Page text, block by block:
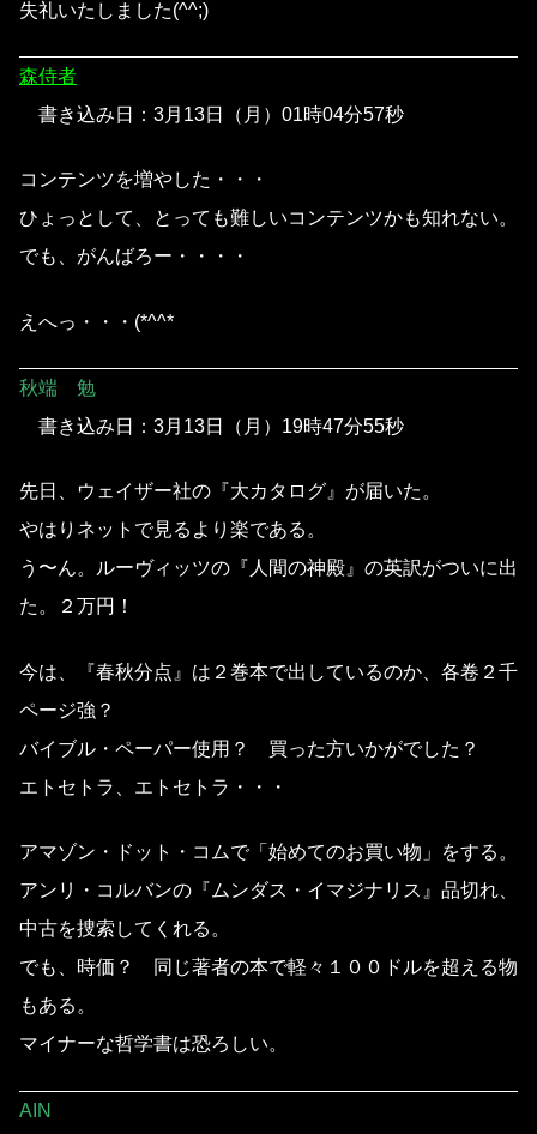
失礼いたしました(^^;)
森侍者
書き込み日：3月13日（月）01時04分57秒
コンテンツを増やした・・・
ひょっとして、とっても難しいコンテンツかも知れない。
でも、がんばろー・・・・
えへっ・・・(*^^*ゞ
秋端 勉
書き込み日：3月13日（月）19時47分55秒
先日、ウェイザー社の『大カタログ』が届いた。
やはりネットで見るより楽である。
う〜ん。ルーヴィッツの『人間の神殿』の英訳がついに出
た。２万円！
今は、『春秋分点』は２巻本で出しているのか、各卷２千
ページ強？
バイブル・ペーパー使用？ 買った方いかがでした？
エトセトラ、エトセトラ・・・
アマゾン・ドット・コムで「始めてのお買い物」をする。
アンリ・コルバンの『ムンダス・イマジナリス』品切れ、
中古を捜索してくれる。
でも、時価？ 同じ著者の本で軽々１００ドルを超える物
もある。
マイナーな哲学書は恐ろしい。
AIN